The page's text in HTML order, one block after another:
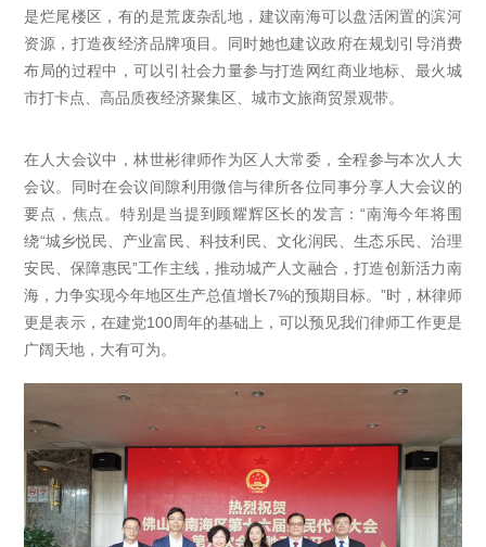
是烂尾楼区，有的是荒废杂乱地，建议南海可以盘活闲置的滨河
资源，打造夜经济品牌项目。同时她也建议政府在规划引导消费
布局的过程中，可以引社会力量参与打造网红商业地标、最火城
市打卡点、高品质夜经济聚集区、城市文旅商贸景观带。
在人大会议中，林世彬律师作为区人大常委，全程参与本次人大
会议。同时在会议间隙利用微信与律所各位同事分享人大会议的
要点，焦点。特别是当提到顾耀辉区长的发言：“南海今年将围
绕“城乡悦民、产业富民、科技利民、文化润民、生态乐民、治理
安民、保障惠民”工作主线，推动城产人文融合，打造创新活力南
海，力争实现今年地区生产总值增长7%的预期目标。”时，林律师
更是表示，在建党100周年的基础上，可以预见我们律师工作更是
广阔天地，大有可为。